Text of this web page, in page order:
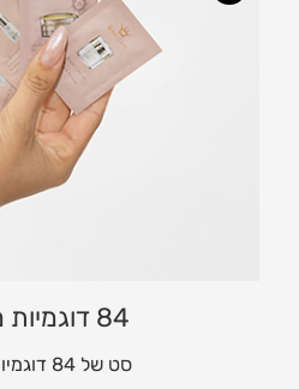
84 דוגמיות מוצרים
סט של 84 דוגמיות מוצרים